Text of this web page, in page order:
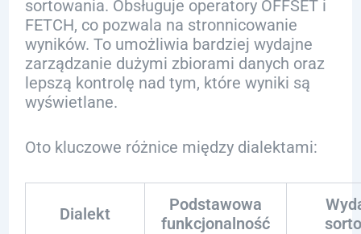
sortowania. Obsługuje operatory OFFSET i
FETCH, co pozwala na stronnicowanie
wyników. To umożliwia bardziej wydajne
zarządzanie dużymi zbiorami danych oraz
lepszą kontrolę nad tym, które wyniki są
wyświetlane.
Oto kluczowe różnice między dialektami:
Dialekt
Podstawowa
funkcjonalność